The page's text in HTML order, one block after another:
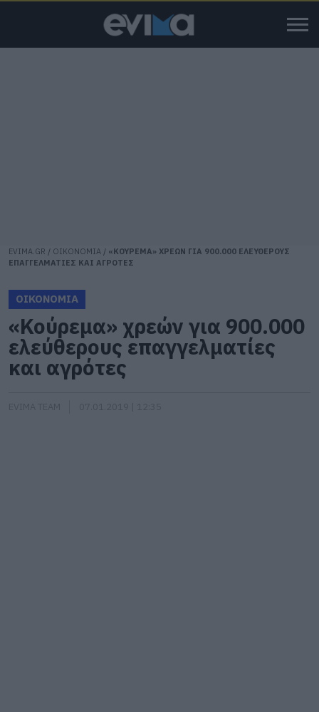
EVIMA.GR / ΟΙΚΟΝΟΜΙΑ / «ΚΟΥΡΕΜΑ» ΧΡΕΩΝ ΓΙΑ 900.000 ΕΛΕΥΘΕΡΟΥΣ
ΕΠΑΓΓΕΛΜΑΤΙΕΣ ΚΑΙ ΑΓΡΟΤΕΣ
ΟΙΚΟΝΟΜΙΑ
«Κούρεμα» χρεών για 900.000
ελεύθερους επαγγελματίες
και αγρότες